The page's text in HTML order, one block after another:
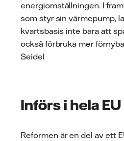
energiomställningen. I
som styr sin värmepump,
kvartsbasis inte bara att
också förbruka mer
Seidel
Införs i hela EU
Reformen är en del av ett